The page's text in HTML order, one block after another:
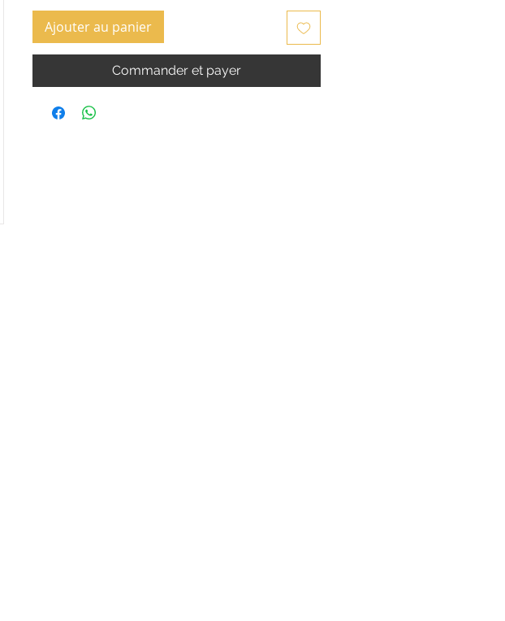
Ajouter au panier
Commander et payer